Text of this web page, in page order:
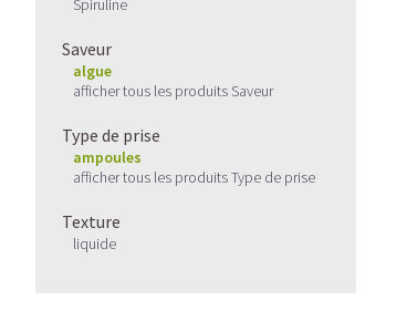
Saveur
algue
afficher tous les produits Saveur
Type de prise
ampoules
afficher tous les produits Type de prise
Texture
liquide